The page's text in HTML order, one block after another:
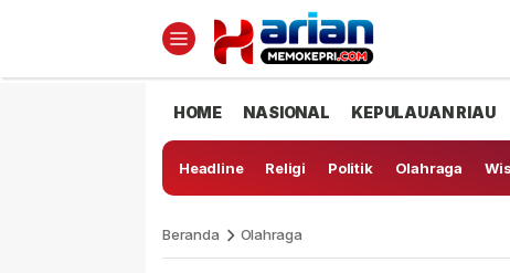
HOME NASIONAL KEPULAUAN RIAU
Headline Religi Politik Olahraga
Beranda Olahraga